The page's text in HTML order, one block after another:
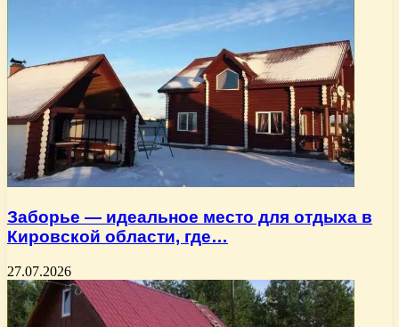
Заборье — идеальное место для отдыха в
Кировской области, где…
27.07.2026